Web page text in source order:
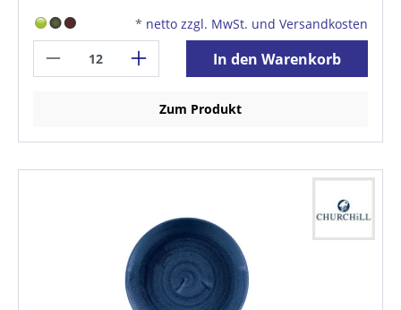
* netto zzgl. MwSt. und Versandkosten
In den Warenkorb
Zum Produkt